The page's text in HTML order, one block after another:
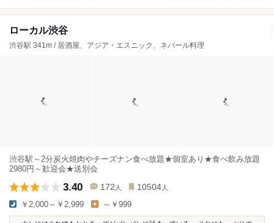
ローカル渋谷
渋谷駅 341m / 居酒屋、アジア・エスニック、ネパール料理
渋谷駅～2分炭火焼肉やチーズナン食べ放題★個室あり★食べ飲み放題
2980円～歓迎会★送別会
3.40 172 人 10504 人
￥2,000～￥2,999 ～￥999